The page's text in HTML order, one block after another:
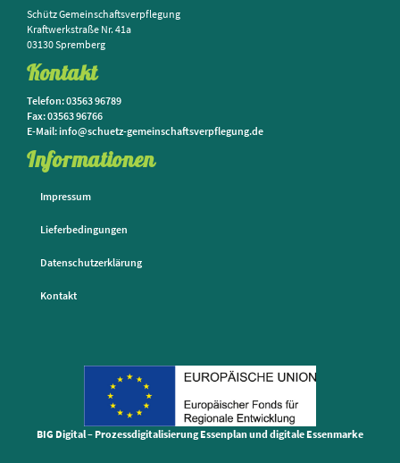
Schütz Gemeinschaftsverpflegung
Kraftwerkstraße Nr. 41a
03130 Spremberg
Kontakt
Telefon: 03563 96789
Fax: 03563 96766
E-Mail: info@schuetz-gemeinschaftsverpflegung.de
Informationen
Impressum
Lieferbedingungen
Datenschutzerklärung
Kontakt
BIG Digital – Prozessdigitalisierung Essenplan und digitale Essenmarke